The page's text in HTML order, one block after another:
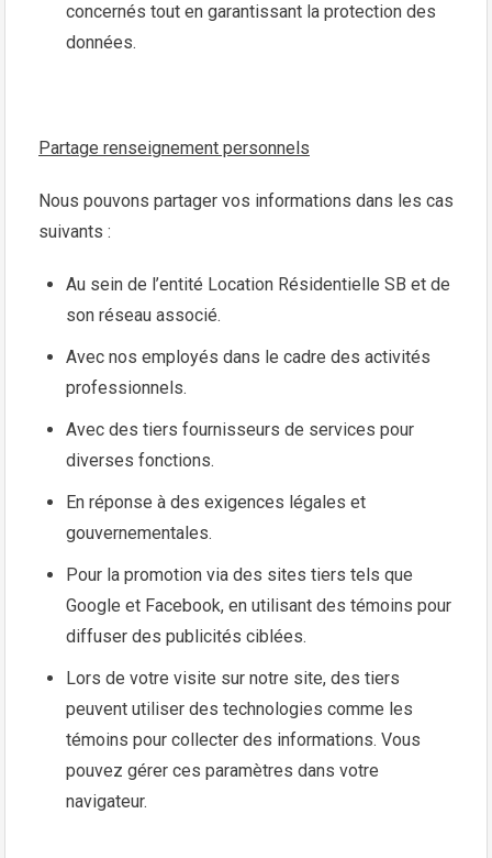
concernés tout en garantissant la protection des
données.
Partage renseignement personnels
Nous pouvons partager vos informations dans les cas
suivants :
Au sein de l’entité Location Résidentielle SB et de
son réseau associé.
Avec nos employés dans le cadre des activités
professionnels.
Avec des tiers fournisseurs de services pour
diverses fonctions.
En réponse à des exigences légales et
gouvernementales.
Pour la promotion via des sites tiers tels que
Google et Facebook, en utilisant des témoins pour
diffuser des publicités ciblées.
Lors de votre visite sur notre site, des tiers
peuvent utiliser des technologies comme les
témoins pour collecter des informations. Vous
pouvez gérer ces paramètres dans votre
navigateur.